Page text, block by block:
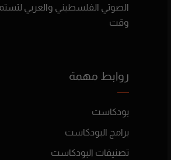
الصوتي الفلسطيني والعربي
وقت
روابط مهمة
بودكاست
برامج البودكاست
تصنيفات البودكاست